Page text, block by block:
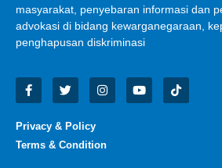
masyarakat, penyebaran informasi dan
advokasi di bidang kewarganegaraan,
penghapusan diskriminasi
Privacy & Policy
Terms & Condition